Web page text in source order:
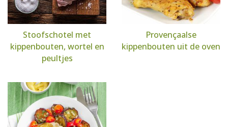
Stoofschotel met
kippenbouten, wortel en
peultjes
Provençaalse
kippenbouten uit de oven